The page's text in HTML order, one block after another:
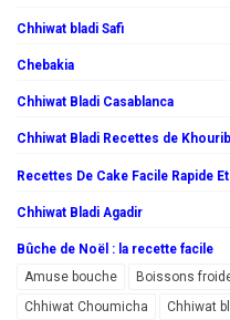
Chhiwat bladi Safi
Chebakia
Chhiwat Bladi Casablanca
Chhiwat Bladi Recettes de
Recettes De Cake Facile Rapide
Chhiwat Bladi Agadir
Bûche de Noël : la recette facile
Amuse bouche
Boissons
Chhiwat Choumicha
Chhiwat